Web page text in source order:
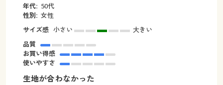
年代: 50代
性別: 女性
サイズ感 小さい
大きい
品質
お買い得感
使いやすさ
生地が合わなかった